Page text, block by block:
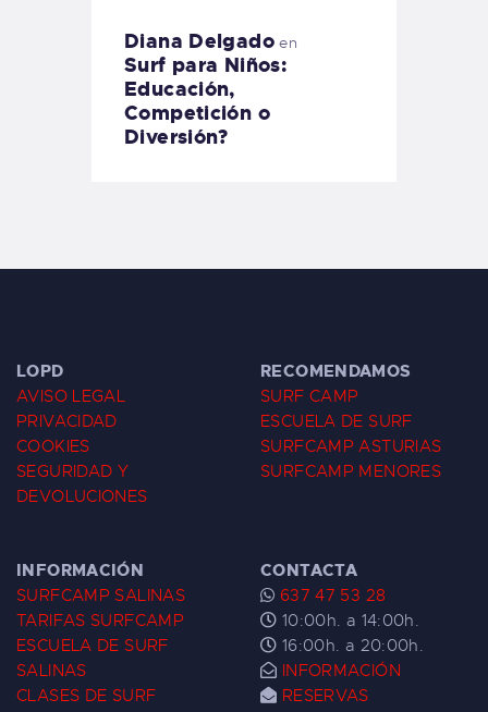
Diana Delgadoen
Surf para Niños:
Educación,
Competición o
Diversión?
LOPD
AVISO LEGAL
PRIVACIDAD
COOKIES
SEGURIDAD Y
DEVOLUCIONES
RECOMENDAMOS
SURF CAMP
ESCUELA DE SURF
SURFCAMP ASTURIAS
SURFCAMP MENORES
INFORMACIÓN
SURFCAMP SALINAS
TARIFAS SURFCAMP
ESCUELA DE SURF
SALINAS
CLASES DE SURF
CONTACTA
637 47 53 28
10:00h. a 14:00h.
16:00h. a 20:00h.
INFORMACIÓN
RESERVAS